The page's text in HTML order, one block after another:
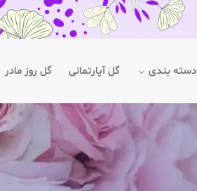
دسته بندی گل آپارتمانی گل روز مادر